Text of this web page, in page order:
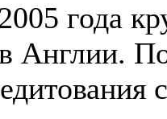
года
Англии.